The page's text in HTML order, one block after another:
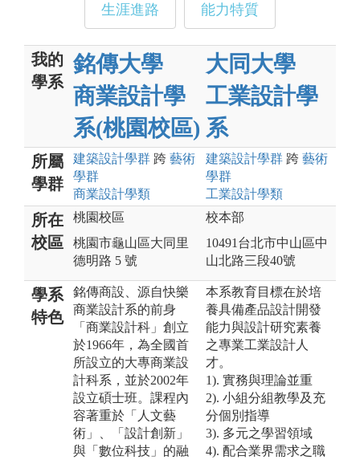
生涯進路 能力特質
我的
學系
銘傳大學
商業設計學
系(桃園校區)
大同大學
工業設計學
系
所屬
學群
建築設計學群 跨 藝術
學群
商業設計學類
建築設計學群 跨 藝術
學群
工業設計學類
所在
校區
桃園校區
桃園市龜山區大同里
德明路 5 號
校本部
10491台北市中山區中
山北路三段40號
學系
特色
銘傳商設、源自快樂
商業設計系的前身
「商業設計科」創立
於1966年，為全國首
所設立的大專商業設
計科系，並於2002年
設立碩士班。課程內
容著重於「人文藝
術」、「設計創新」
與「數位科技」的融
本系教育目標在於培
養具備產品設計開發
能力與設計研究素養
之專業工業設計人
才。
1). 實務與理論並重
2). 小組分組教學及充
分個別指導
3). 多元之學習領域
4). 配合業界需求之職